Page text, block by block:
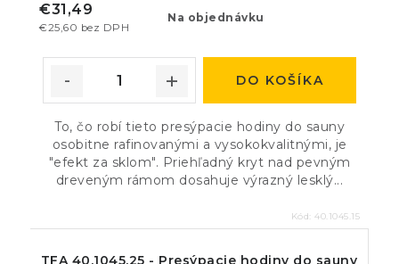
Na objednávku
€25,60 bez DPH
€31,49
DO KOŠÍKA
To, čo robí tieto presýpacie hodiny do sauny
osobitne rafinovanými a vysokokvalitnými, je
"efekt za sklom". Priehľadný kryt nad pevným
dreveným rámom dosahuje výrazný lesklý...
Kód: 40.1045.15
TFA 40.1045.25 - Presýpacie hodiny do sauny